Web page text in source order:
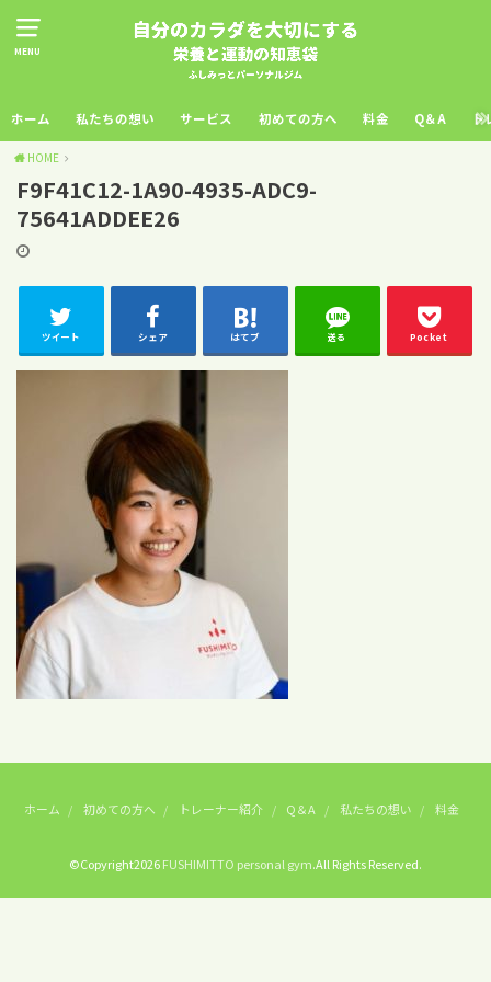
MENU
ホーム 私たちの想い サービス 初めての方へ 料金 Q＆A ト
HOME
F9F41C12-1A90-4935-ADC9-
75641ADDEE26
ツイート シェア はてブ 送る Pocket
ホーム 初めての方へ トレーナー紹介 Q＆A 私たちの想い 料金
©Copyright2026FUSHIMITTO personal gym.All Rights Reserved.